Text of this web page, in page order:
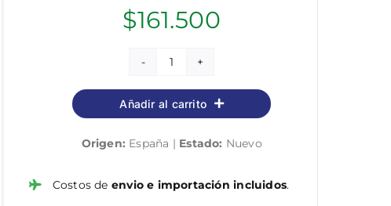
$161.500
Técnico/a
en
cuidados
de
(Grupo
Añadir al carrito
Origen: España | Estado: Nuevo
Costos de envio e importación incluidos.